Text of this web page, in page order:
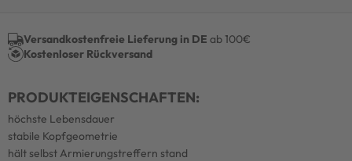
Versandkostenfreie Lieferung in DE ab 100€
Kostenloser Rückversand
PRODUKTEIGENSCHAFTEN:
höchste Lebensdauer
stabile Kopfgeometrie
hält selbst Armierungstreffern stand